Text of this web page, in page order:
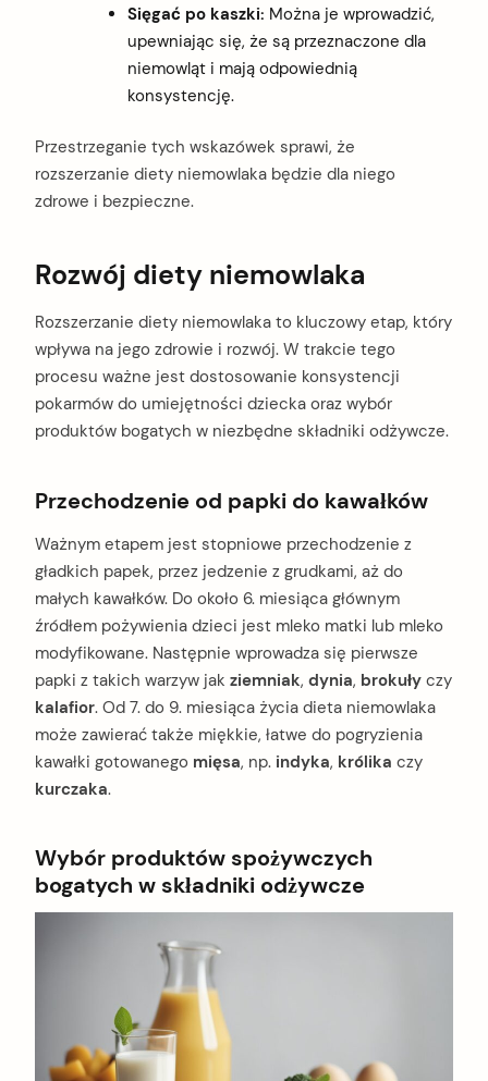
Sięgać po kaszki: Można je wprowadzić,
upewniając się, że są przeznaczone dla
niemowląt i mają odpowiednią
konsystencję.
Przestrzeganie tych wskazówek sprawi, że
rozszerzanie diety niemowlaka będzie dla niego
zdrowe i bezpieczne.
Rozwój diety niemowlaka
Rozszerzanie diety niemowlaka to kluczowy etap, który
wpływa na jego zdrowie i rozwój. W trakcie tego
procesu ważne jest dostosowanie konsystencji
pokarmów do umiejętności dziecka oraz wybór
produktów bogatych w niezbędne składniki odżywcze.
Przechodzenie od papki do kawałków
Ważnym etapem jest stopniowe przechodzenie z
gładkich papek, przez jedzenie z grudkami, aż do
małych kawałków. Do około 6. miesiąca głównym
źródłem pożywienia dzieci jest mleko matki lub mleko
modyfikowane. Następnie wprowadza się pierwsze
papki z takich warzyw jak ziemniak, dynia, brokuły czy
kalafior. Od 7. do 9. miesiąca życia dieta niemowlaka
może zawierać także miękkie, łatwe do pogryzienia
kawałki gotowanego mięsa, np. indyka, królika czy
kurczaka.
Wybór produktów spożywczych
bogatych w składniki odżywcze